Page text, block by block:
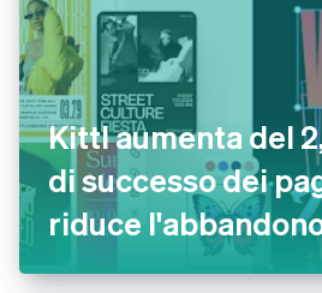
Kittl aumenta del
di successo dei
riduce